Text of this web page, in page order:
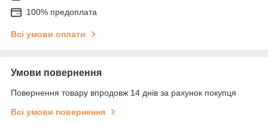
100% предоплата
Всі умови оплати
Умови повернення
Повернення товару впродовж 14 днів за рахунок покупця
Всі умови повернення